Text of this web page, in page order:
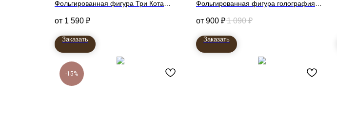
Фольгированная фигура Три Кота
107 см
1 590 ₽
Заказать
Фольгированная фигура голография
900 ₽1 090 ₽
Заказать
-15%